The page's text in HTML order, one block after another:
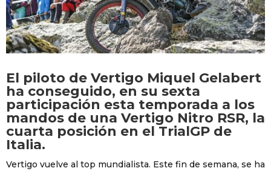
El piloto de Vertigo Miquel Gelabert
ha conseguido, en su sexta
participación esta temporada a los
mandos de una Vertigo Nitro RSR, la
cuarta posición en el TrialGP de
Italia.
Vertigo vuelve al top mundialista. Este fin de semana, se ha